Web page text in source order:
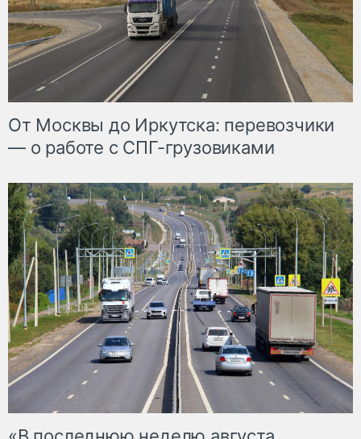
От Москвы до Иркутска: перевозчики
— о работе с СПГ-грузовиками